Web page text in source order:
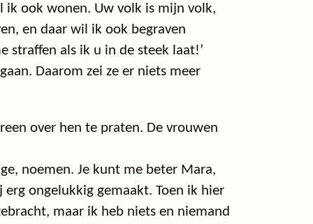
ik ook wonen. Uw volk is mijn volk,
en daar wil ik ook begraven
straffen als ik u in de steek laat!’
Daarom zei ze er niets meer
over hen te praten. De vrouwen
noemen. Je kunt me beter Mara,
ongelukkig gemaakt. Toen ik hier
maar ik heb niets en niemand